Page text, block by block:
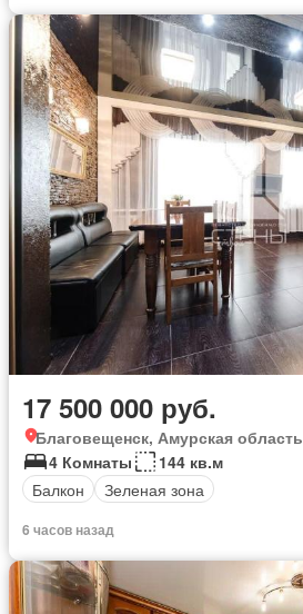
17 500 000 руб.
Благовещенск, Амурская область
4 Комнаты
144 кв.м
Балкон
Зеленая зона
6 часов назад